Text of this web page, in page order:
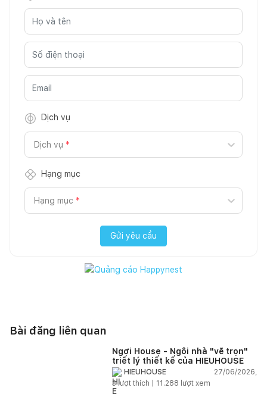
Dịch vụ
Dịch vụ *
Hạng mục
Hạng mục *
Gửi yêu cầu
Bài đăng liên quan
Ngơi House - Ngôi nhà "vẽ trọn"
triết lý thiết kế của HIEUHOUSE
HIEUHOUSE
27/06/2026,
3lượt thích | 11.288 lượt xem